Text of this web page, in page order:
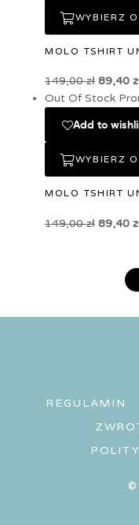
WYBIERZ
MOLO TSHIRT
149,00zł 89,40
Out Of Stock
Add to
WYBIERZ
MOLO TSHIRT
149,00zł 89,40
REGULAMIN
©